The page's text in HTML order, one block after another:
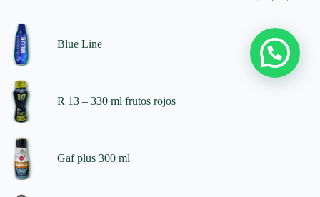
Blue Line
R 13 – 330 ml frutos rojos
Gaf plus 300 ml